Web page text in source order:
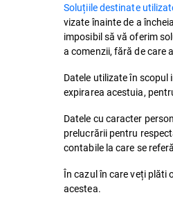
Soluțiile destinate
vizate înainte de a
imposibil să vă oferim
a comenzii, fără de care
Datele utilizate în
expirarea acestuia,
Datele cu caracter
prelucrării pentru
contabile la care se
În cazul în care veți plăti
acestea.